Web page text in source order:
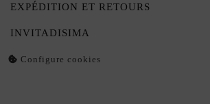
EXPÉDITION ET RETOURS
INVITADISIMA
Configure cookies